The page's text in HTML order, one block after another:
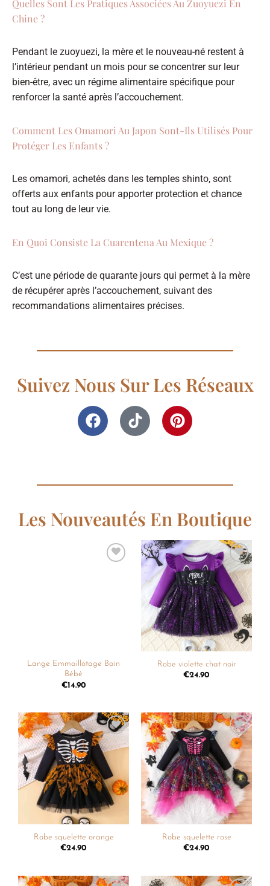
Quelles Sont Les Pratiques Associées Au Zuoyuezi En
Chine ?
Pendant le zuoyuezi, la mère et le nouveau-né restent à
l’intérieur pendant un mois pour se concentrer sur leur
bien-être, avec un régime alimentaire spécifique pour
renforcer la santé après l’accouchement.
Comment Les Omamori Au Japon Sont-Ils Utilisés Pour
Protéger Les Enfants ?
Les omamori, achetés dans les temples shinto, sont
offerts aux enfants pour apporter protection et chance
tout au long de leur vie.
En Quoi Consiste La Cuarentena Au Mexique ?
C’est une période de quarante jours qui permet à la mère
de récupérer après l’accouchement, suivant des
recommandations alimentaires précises.
Suivez Nous Sur Les Réseaux
Les Nouveautés En Boutique
Lange Emmaillotage Bain
Bébé
€14.90
Ajouter
à la
liste de
souhaits
Robe violette chat noir
€24.90
Ajouter
à la
liste de
souhaits
Robe squelette orange
€24.90
Ajouter
à la
liste de
souhaits
Robe squelette rose
€24.90